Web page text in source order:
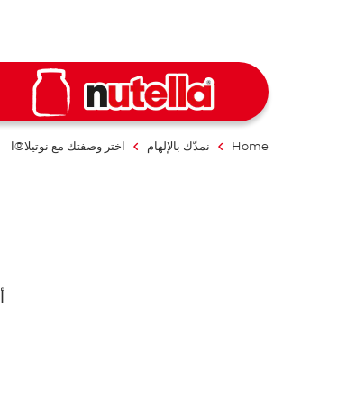
Home نمدّك بالإلهام اختر وصفتك مع نوتيلا®ا